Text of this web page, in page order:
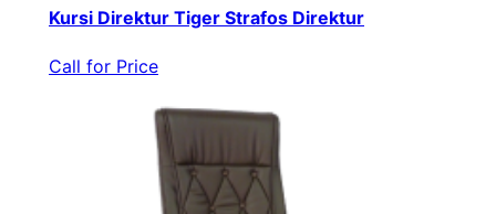
Kursi Direktur Tiger Strafos Direktur
Call for Price